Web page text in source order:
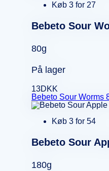
Køb 3 for 27
Bebeto Sour
80g
På lager
13DKK
Bebeto Sour Worms
Køb 3 for 54
Bebeto Sour
180g